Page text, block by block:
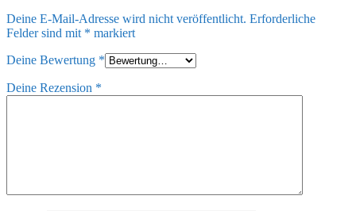
Deine E-Mail-Adresse wird nicht veröffentlicht. Erforderliche
Felder sind mit * markiert
Deine Bewertung *
Deine Rezension *